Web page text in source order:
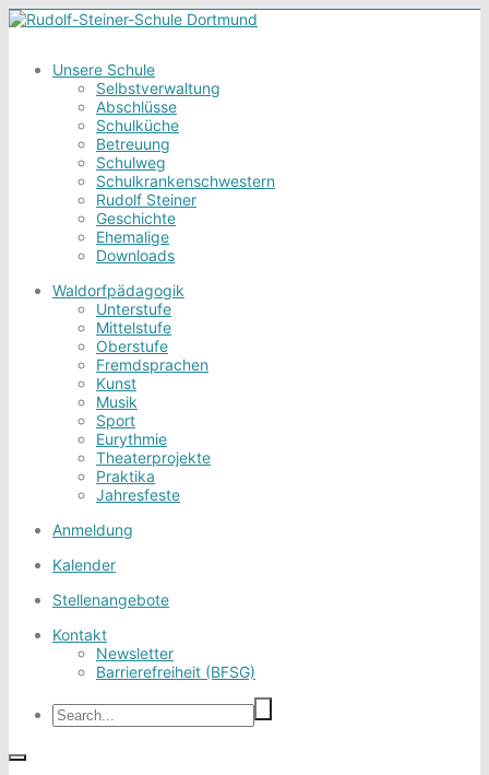
Unsere Schule
Selbstverwaltung
Abschlüsse
Schulküche
Betreuung
Schulweg
Schulkrankenschwestern
Rudolf Steiner
Geschichte
Ehemalige
Downloads
Waldorfpädagogik
Unterstufe
Mittelstufe
Oberstufe
Fremdsprachen
Kunst
Musik
Sport
Eurythmie
Theaterprojekte
Praktika
Jahresfeste
Anmeldung
Kalender
Stellenangebote
Kontakt
Newsletter
Barrierefreiheit (BFSG)